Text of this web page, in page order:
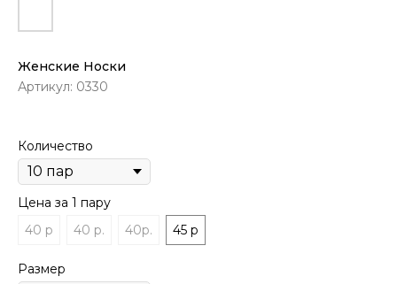
Женские Носки
Артикул: 0330
Количество
Цена за 1 пару
40 р
40 р. 40р. 45 р
Размер